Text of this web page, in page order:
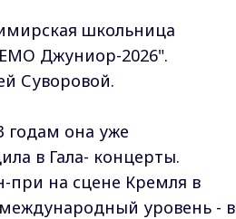
школьница
Джуниор-2026".
Суворовой.
годам она уже
в Гала- концерты.
при на сцене Кремля в
уровень - в